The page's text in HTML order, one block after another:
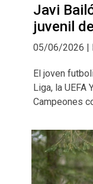
Javi
juvenil
05/06/2026 |
El joven
Liga, la UEFA
Campeones